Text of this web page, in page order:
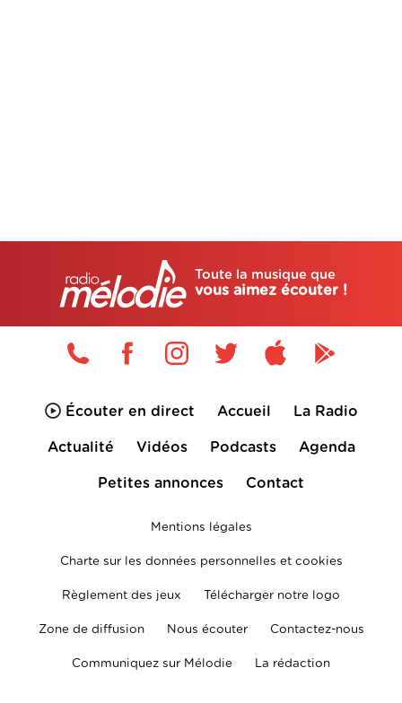
Toute la musique que
vous aimez écouter !
Écouter en direct Accueil La Radio
Actualité Vidéos Podcasts Agenda
Petites annonces Contact
Mentions légales
Charte sur les données personnelles et cookies
Règlement des jeux Télécharger notre logo
Zone de diffusion Nous écouter Contactez-nous
Communiquez sur Mélodie La rédaction